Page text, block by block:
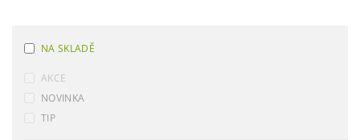
NA SKLADĚ
AKCE
NOVINKA
TIP